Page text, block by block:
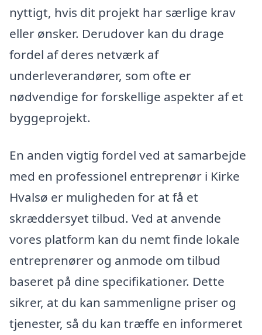
nyttigt, hvis dit projekt har særlige krav
eller ønsker. Derudover kan du drage
fordel af deres netværk af
underleverandører, som ofte er
nødvendige for forskellige aspekter af et
byggeprojekt.
En anden vigtig fordel ved at samarbejde
med en professionel entreprenør i Kirke
Hvalsø er muligheden for at få et
skræddersyet tilbud. Ved at anvende
vores platform kan du nemt finde lokale
entreprenører og anmode om tilbud
baseret på dine specifikationer. Dette
sikrer, at du kan sammenligne priser og
tjenester, så du kan træffe en informeret